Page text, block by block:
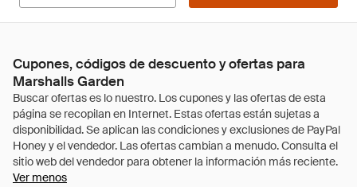
Cupones, códigos de descuento y ofertas para
Marshalls Garden
Ver menos